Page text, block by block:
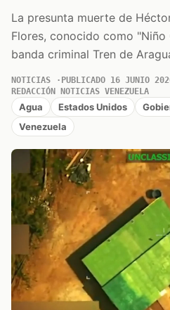
La presunta muerte de
Flores, conocido como
banda criminal Tren de
NOTICIAS PUBLICADO 16 JUNIO
REDACCIÓN NOTICIAS VENEZUELA
Agua Estados Unidos
Venezuela